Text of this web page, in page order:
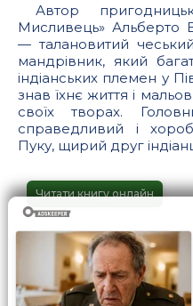
Автор
Мисливець» Альберто
— талановитий
мандрівник, який
індіанських племен у
знав їхнє життя і
своїх творах.
справедливий і
Пуку, щирий друг
Читати книгу онлайн